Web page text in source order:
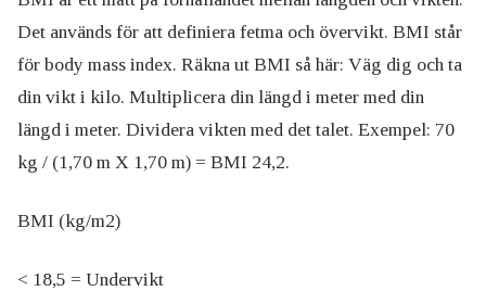
Det används för att definiera fetma och övervikt. BMI står
för body mass index. Räkna ut BMI så här: Väg dig och ta
din vikt i kilo. Multiplicera din längd i meter med din
längd i meter. Dividera vikten med det talet. Exempel: 70
kg / (1,70 m X 1,70 m) = BMI 24,2.
BMI (kg/m2)
< 18,5 = Undervikt